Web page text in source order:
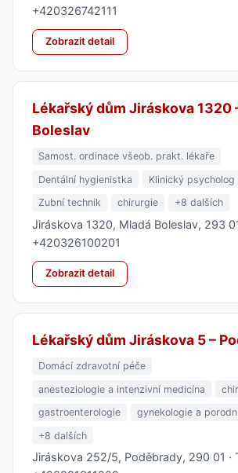
+420326742111
Zobrazit detail
Lékařský dům Jiráskova 1320
Boleslav
Samost. ordinace všeob. prakt. lékaře
Dentální hygienistka
Klinický psycholog
Zubní technik
chirurgie +8 dalších
Jiráskova 1320, Mladá Boleslav, 293
+420326100201
Zobrazit detail
Lékařský dům Jiráskova 5 –
Domácí zdravotní péče
anesteziologie a intenzivní medicína
gastroenterologie
gynekologie a
+8 dalších
Jiráskova 252/5, Poděbrady, 290 01 ·